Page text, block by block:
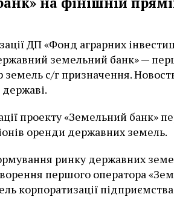
ДП «Фонд аграрних
земельний банк» —
земель с/г призначення.
проекту «Земельний банк»
оренди державних земель.
ринку державних
першого оператора
корпоратизації